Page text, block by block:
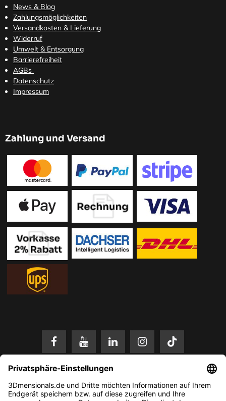
News & Blog
Zahlungsmöglichkeiten
Versandkosten & Lieferung
Widerruf
Umwelt & Entsorgung
Barrierefreiheit
AGBs
Datenschutz
Impressum
Zahlung und Versand
* Alle Preise in EUR inkl. gesetzl. Mehrwertsteuer zzgl. Versandkosten.
Änderungen und Irrtümer vorbehalten. Nur solange der Vorrat reicht.
© 2026 3Dmensionals / PONTIALIS GmbH & Co. KG - All Rights Reserved.​